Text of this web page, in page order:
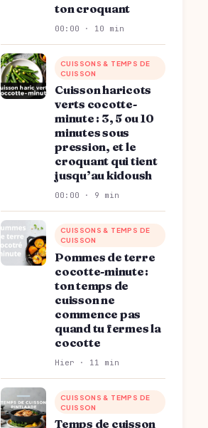
ton croquant
00:00 · 10 min
CUISSONS & TEMPS DE
CUISSON
Cuisson haricots
verts cocotte-
minute : 3, 5 ou 10
minutes sous
pression, et le
croquant qui tient
jusqu’au kidoush
00:00 · 9 min
CUISSONS & TEMPS DE
CUISSON
Pommes de terre
cocotte-minute :
ton temps de
cuisson ne
commence pas
quand tu fermes la
cocotte
Hier · 11 min
CUISSONS & TEMPS DE
CUISSON
Temps de cuisson